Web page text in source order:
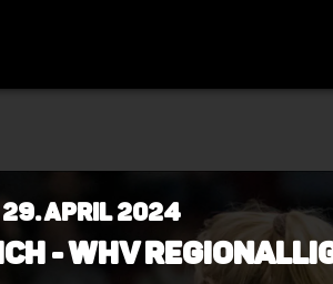
April 2024
- WHV